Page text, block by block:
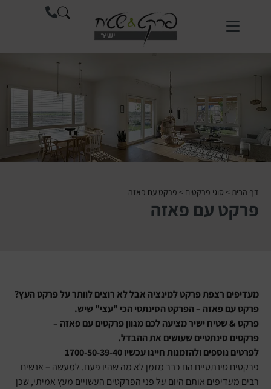
דף הבית > סוגי פרקטים > פרקט עם פאזה
פרקט עם פאזה
מעדיפים רצפת פרקט למינציה אבל לא רוצים לוותר על פרקט העץ?
פרקט עם פאזה – הפרקט הסינתטי הכי "עצי" שיש.
פרקט & שטיח ישיר מציעה לכם מגוון פרקטים עם פאזה –
פרקטים סינתטיים שעושים את ההבדל.
לפרטים נוספים ולהזמנות חייגו עכשיו 1700-50-39-40
פרקטים סינתטיים הם כבר מזמן לא מה שהיו פעם. למעשה – אנשים
רבים מעדיפים אותם היום על פני הפרקטים העשויים מעץ אמיתי, שכן